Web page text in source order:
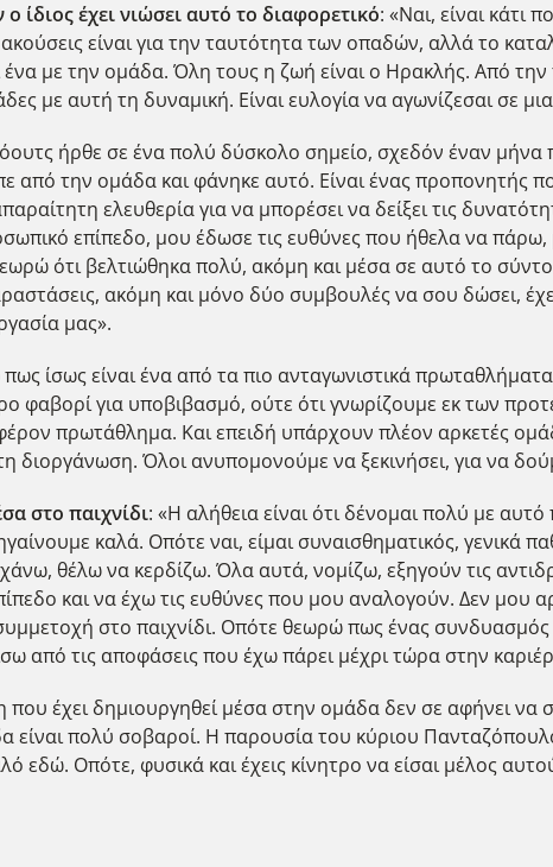
έχει νιώσει αυτό το διαφορετικό: «Ναι, είναι κάτι
είναι για την ταυτότητα των οπαδών, αλλά το
ένα με την ομάδα. Όλη τους η ζωή είναι ο Ηρακλής. Από
με αυτή τη δυναμική. Είναι ευλογία να αγωνίζεσαι σε
ήρθε σε ένα πολύ δύσκολο σημείο, σχεδόν έναν μήνα
από την ομάδα και φάνηκε αυτό. Είναι ένας προπονητής
ελευθερία για να μπορέσει να δείξει τις
επίπεδο, μου έδωσε τις ευθύνες που ήθελα να
ότι βελτιώθηκα πολύ, ακόμη και μέσα σε αυτό το
ακόμη και μόνο δύο συμβουλές να σου δώσει,
μας».
ίσως είναι ένα από τα πιο ανταγωνιστικά
φαβορί για υποβιβασμό, ούτε ότι γνωρίζουμε εκ των
πρωτάθλημα. Και επειδή υπάρχουν πλέον αρκετές
διοργάνωση. Όλοι ανυπομονούμε να ξεκινήσει, για να
στο παιχνίδι: «Η αλήθεια είναι ότι δένομαι πολύ με αυτό
καλά. Οπότε ναι, είμαι συναισθηματικός, γενικά
θέλω να κερδίζω. Όλα αυτά, νομίζω, εξηγούν τις
και να έχω τις ευθύνες που μου αναλογούν. Δεν μου
στο παιχνίδι. Οπότε θεωρώ πως ένας
από τις αποφάσεις που έχω πάρει μέχρι τώρα στην
έχει δημιουργηθεί μέσα στην ομάδα δεν σε αφήνει να
είναι πολύ σοβαροί. Η παρουσία του κύριου
εδώ. Οπότε, φυσικά και έχεις κίνητρο να είσαι μέλος